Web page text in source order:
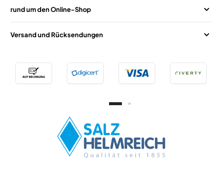
rund um den Online-Shop
Versand und Rücksendungen